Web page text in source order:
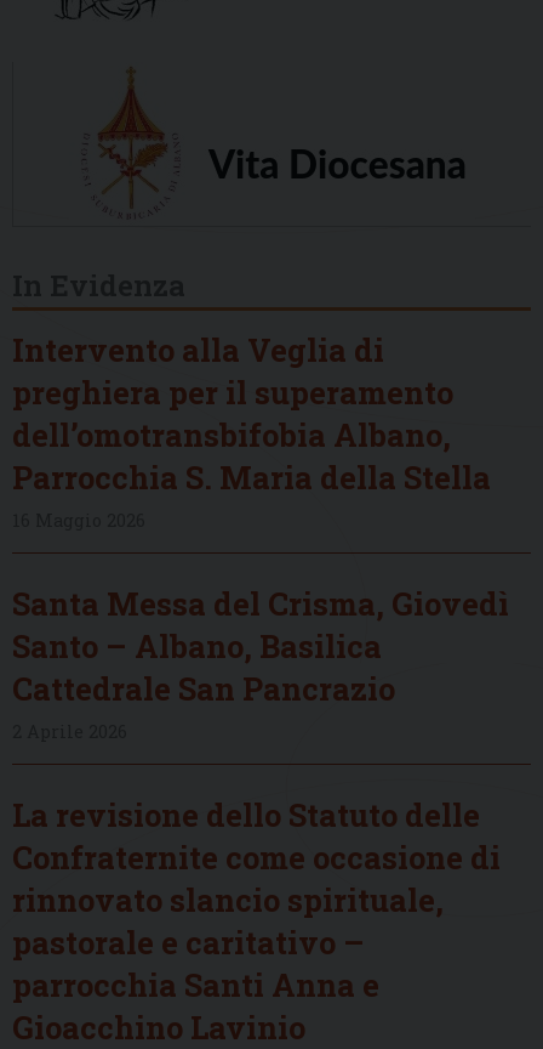
Intervento alla Veglia di
preghiera per il superamento
dell’omotransbifobia Albano,
Parrocchia S. Maria della Stella
Santa Messa del Crisma, Giovedì
Santo – Albano, Basilica
Cattedrale San Pancrazio
La revisione dello Statuto delle
Confraternite come occasione di
rinnovato slancio spirituale,
pastorale e caritativo –
parrocchia Santi Anna e
Gioacchino Lavinio